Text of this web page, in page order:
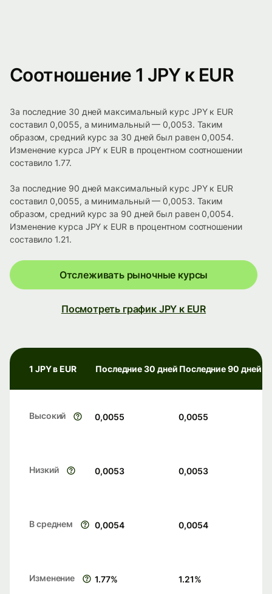
Соотношение 1 JPY к EUR
За последние 30 дней максимальный курс JPY к EUR
составил 0,0055, а минимальный — 0,0053. Таким
образом, средний курс за 30 дней был равен 0,0054.
Изменение курса JPY к EUR в процентном соотношении
составило 1.77.
За последние 90 дней максимальный курс JPY к EUR
составил 0,0055, а минимальный — 0,0053. Таким
образом, средний курс за 90 дней был равен 0,0054.
Изменение курса JPY к EUR в процентном соотношении
составило 1.21.
Отслеживать рыночные курсы
Посмотреть график JPY к EUR
1 JPY в EUR Последние 30 дней Последние 90 дней
Высокий 0,0055 0,0055
Низкий 0,0053 0,0053
В среднем 0,0054 0,0054
Изменение 1.77% 1.21%